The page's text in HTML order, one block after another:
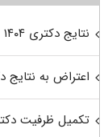
نتایج دکتری ۱۴۰۴
اعتراض به نتایج
تکمیل ظرفیت دکتری